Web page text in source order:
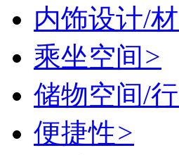
内饰设计/
乘坐空间>
储物空间/
便捷性>